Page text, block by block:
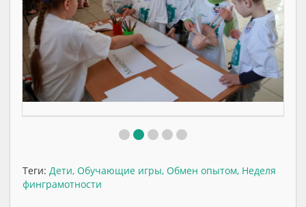
Теги: Дети, Обучающие игры, Обмен опытом, Неделя
финграмотности